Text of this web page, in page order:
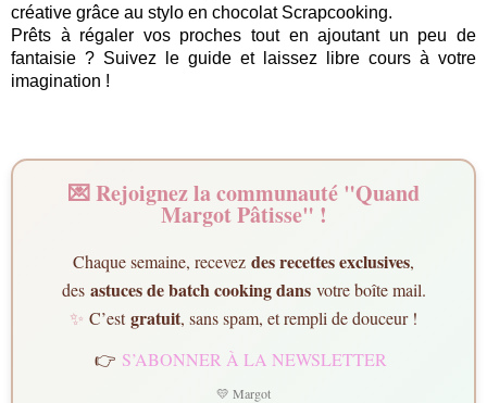
créative grâce au stylo en chocolat Scrapcooking.
Prêts à régaler vos proches tout en ajoutant un peu de
fantaisie ? Suivez le guide et laissez libre cours à votre
imagination !
💌 Rejoignez la communauté "Quand
Margot Pâtisse" !
Chaque semaine, recevez des recettes exclusives,
des astuces de batch cooking dans votre boîte mail.
✨ C’est gratuit, sans spam, et rempli de douceur !
👉 S’ABONNER À LA NEWSLETTER
💛 Margot